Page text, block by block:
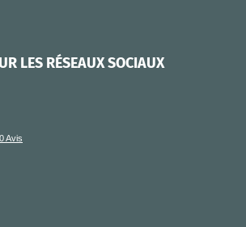
LES RÉSEAUX SOCIAUX